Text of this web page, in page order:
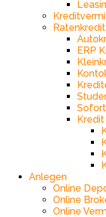
ERP
Anlegen
Online
Online
Online